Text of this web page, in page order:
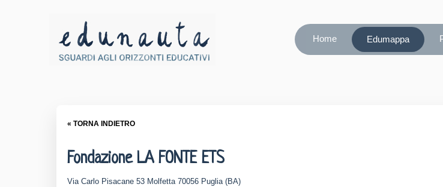
Home Edumappa
« TORNA INDIETRO
Fondazione LA FONTE ETS
Via Carlo Pisacane 53 Molfetta 70056 Puglia (BA)